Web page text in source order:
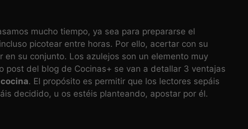
mucho tiempo, ya sea para prepararse el
picotear entre horas. Por ello, acertar con su
su conjunto. Los azulejos son un elemento muy
post del blog de Cocinas+ se van a detallar 3 ventajas
. El propósito es permitir que los lectores sepáis
decidido, u os estéis planteando, apostar por él.